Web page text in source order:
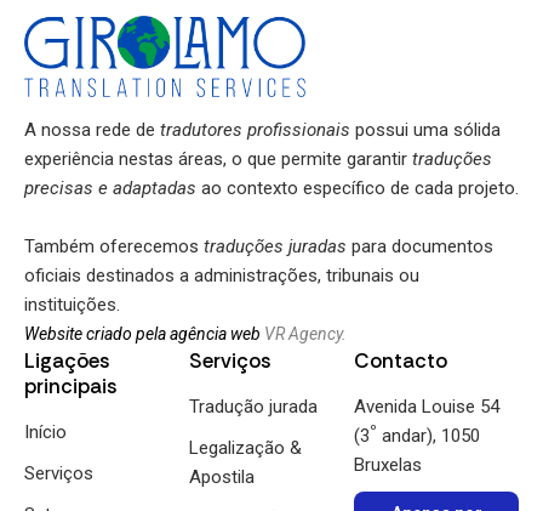
A nossa rede de tradutores profissionais possui uma sólida
experiência nestas áreas, o que permite garantir traduções
precisas e adaptadas ao contexto específico de cada projeto.
Também oferecemos traduções juradas para documentos
oficiais destinados a administrações, tribunais ou
instituições.
Website criado pela agência web VR Agency.
Ligações
principais
Início
Serviços
Serviços
Tradução jurada
Legalização &
Apostila
Contacto
Avenida Louise 54
(3º andar), 1050
Bruxelas